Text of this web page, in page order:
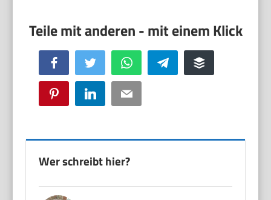
Facebook Twitter WhatsApp Telegram Buffer
Pinterest LinkedIn Email
Wer schreibt hier?